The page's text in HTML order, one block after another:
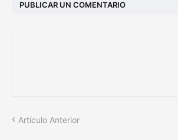
PUBLICAR UN COMENTARIO
Artículo Anterior